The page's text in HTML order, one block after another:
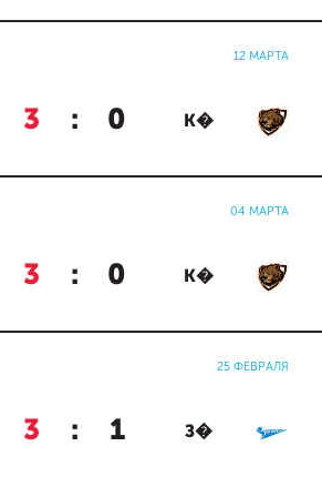
12 МАРТА
3 : 0 К�
04 МАРТА
3 : 0 К�
25 ФЕВРАЛЯ
3 : 1 З�